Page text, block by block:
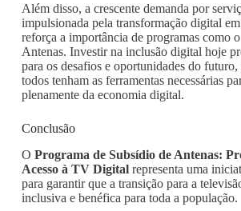
Além disso, a crescente demanda por
impulsionada pela transformação digital
reforça a importância de programas como
Antenas. Investir na inclusão digital hoje
para os desafios e oportunidades do
todos tenham as ferramentas necessárias
plenamente da economia digital.
Conclusão
O Programa de Subsídio de Antenas:
Acesso à TV Digitalrepresenta uma
para garantir que a transição para a
inclusiva e benéfica para toda a população.